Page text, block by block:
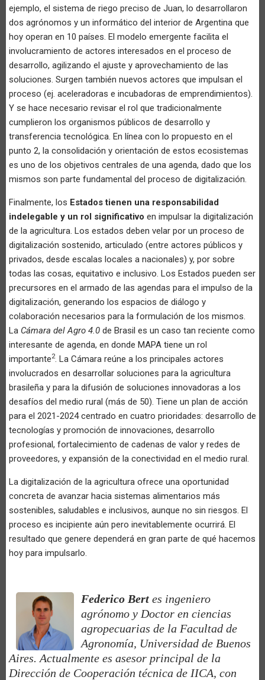
ejemplo, el sistema de riego preciso de Juan, lo desarrollaron
dos agrónomos y un informático del interior de Argentina que
hoy operan en 10 países. El modelo emergente facilita el
involucramiento de actores interesados en el proceso de
desarrollo, agilizando el ajuste y aprovechamiento de las
soluciones. Surgen también nuevos actores que impulsan el
proceso (ej. aceleradoras e incubadoras de emprendimientos).
Y se hace necesario revisar el rol que tradicionalmente
cumplieron los organismos públicos de desarrollo y
transferencia tecnológica. En línea con lo propuesto en el
punto 2, la consolidación y orientación de estos ecosistemas
es uno de los objetivos centrales de una agenda, dado que los
mismos son parte fundamental del proceso de digitalización.
Finalmente, los Estados tienen una responsabilidad
indelegable y un rol significativo en impulsar la digitalización
de la agricultura. Los estados deben velar por un proceso de
digitalización sostenido, articulado (entre actores públicos y
privados, desde escalas locales a nacionales) y, por sobre
todas las cosas, equitativo e inclusivo. Los Estados pueden ser
precursores en el armado de las agendas para el impulso de la
digitalización, generando los espacios de diálogo y
colaboración necesarios para la formulación de los mismos.
La Cámara del Agro 4.0 de Brasil es un caso tan reciente como
interesante de agenda, en donde MAPA tiene un rol
importante2. La Cámara reúne a los principales actores
involucrados en desarrollar soluciones para la agricultura
brasileña y para la difusión de soluciones innovadoras a los
desafíos del medio rural (más de 50). Tiene un plan de acción
para el 2021-2024 centrado en cuatro prioridades: desarrollo de
tecnologías y promoción de innovaciones, desarrollo
profesional, fortalecimiento de cadenas de valor y redes de
proveedores, y expansión de la conectividad en el medio rural.
La digitalización de la agricultura ofrece una oportunidad
concreta de avanzar hacia sistemas alimentarios más
sostenibles, saludables e inclusivos, aunque no sin riesgos. El
proceso es incipiente aún pero inevitablemente ocurrirá. El
resultado que genere dependerá en gran parte de qué hacemos
hoy para impulsarlo.
Federico Bert es ingeniero
agrónomo y Doctor en ciencias
agropecuarias de la Facultad de
Agronomía, Universidad de Buenos
Aires. Actualmente es asesor principal de la
Dirección de Cooperación técnica de IICA, con